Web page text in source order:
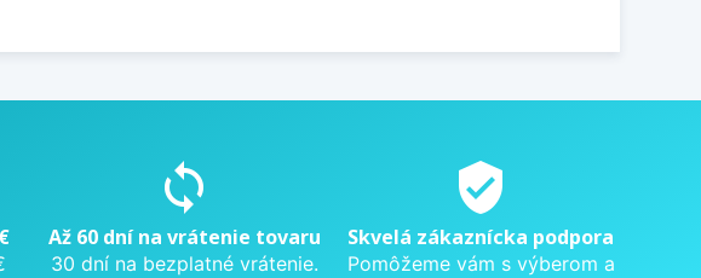
sync
Až 60 dní na vrátenie tovaru
30 dní na bezplatné vrátenie.
verified_user
Skvelá zákaznícka podpora
Pomôžeme vám s výberom a